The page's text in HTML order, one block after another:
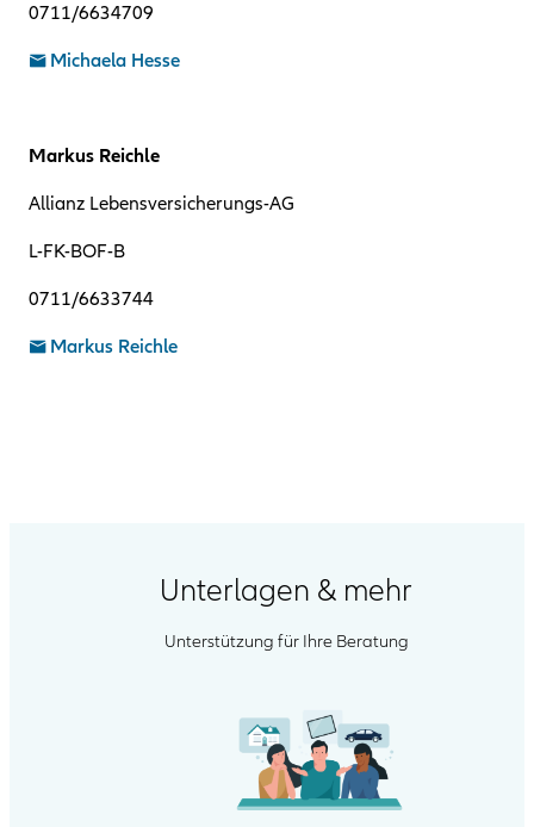
0711/6634709
Michaela Hesse
Markus Reichle
Allianz Lebensversicherungs-AG
L-FK-BOF-B
0711/6633744
Markus Reichle
Unterlagen & mehr
Unterstützung für Ihre Beratung